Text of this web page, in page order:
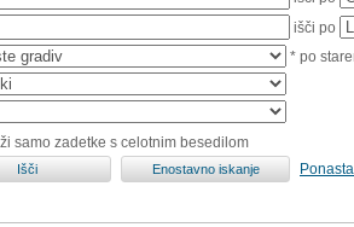
išči po
* po
samo zadetke s celotnim besedilom